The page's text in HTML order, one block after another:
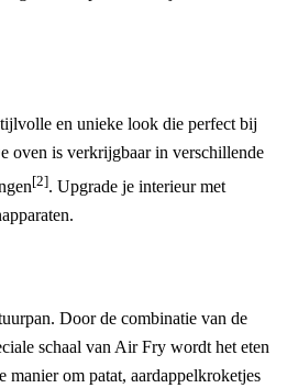
en unieke look die perfect bij
oven is verkrijgbaar in verschillende
[2]. Upgrade je interieur met
Door de combinatie van de
schaal van Air Fry wordt het eten
om patat, aardappelkroketjes